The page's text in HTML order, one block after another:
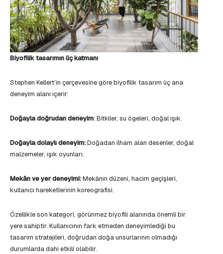
Biyofilik tasarımın üç katmanı
Stephen Kellert’in çerçevesine göre biyofilik tasarım üç ana
deneyim alanı içerir:
Doğayla doğrudan deneyim: Bitkiler, su ögeleri, doğal ışık.
Doğayla dolaylı deneyim:Doğadan ilham alan desenler, doğal
malzemeler, ışık oyunları.
Mekân ve yer deneyimi:Mekânın düzeni, hacim geçişleri,
kullanıcı hareketlerinin koreografisi.
Özellikle son kategori, görünmez biyofili alanında önemli bir
yere sahiptir. Kullanıcının fark etmeden deneyimlediği bu
tasarım stratejileri, doğrudan doğa unsurlarının olmadığı
durumlarda dahi etkili olabilir.